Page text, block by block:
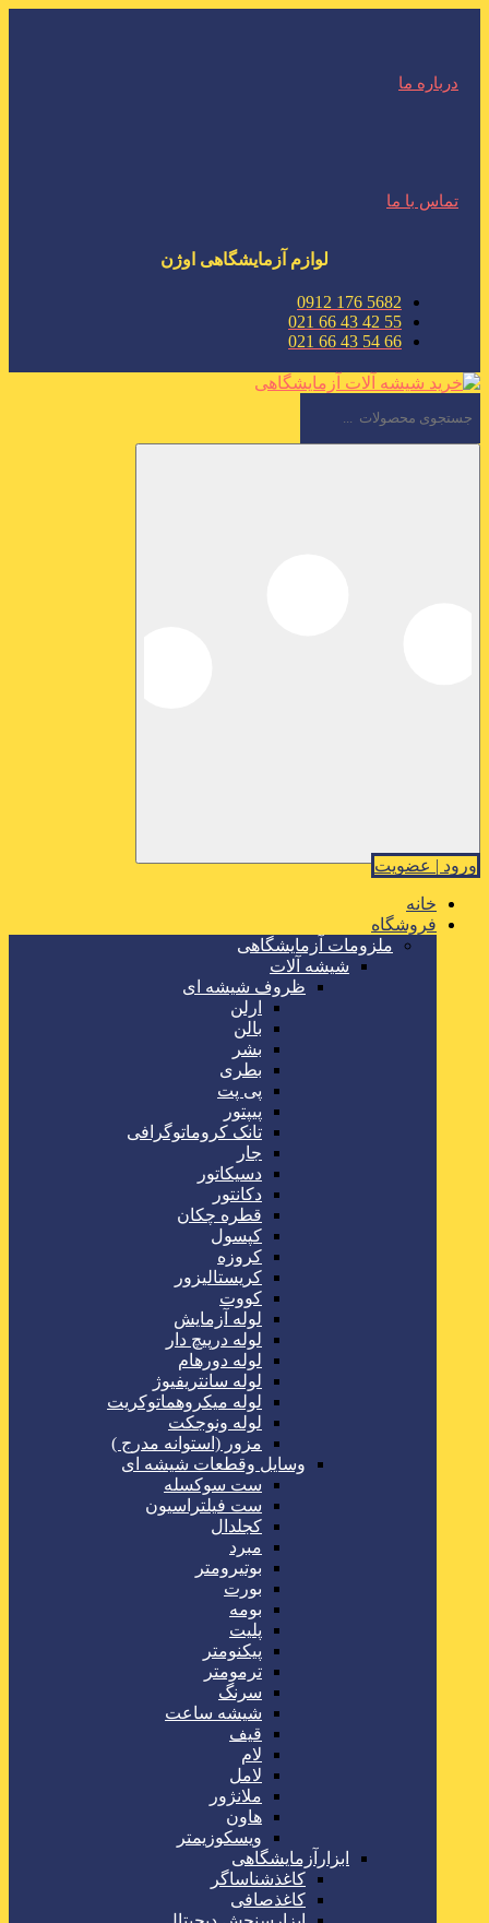
درباره ما
تماس با ما
لوازم آزمایشگاهی اوژن
5682 176 0912
55 42 43 66 021
66 54 43 66 021
ورود | عضویت
خانه
فروشگاه
ملزومات آزمایشگاهی
شیشه آلات
ظروف شیشه ای
ارلن
بالن
بشر
بطری
پی پت
پیپتور
تانک کروماتوگرافی
جار
دسیکاتور
دکانتور
قطره چکان
کپسول
کروزه
کریستالیزور
کووت
لوله آزمایش
لوله درپیچ دار
لوله دورهام
لوله سانتریفیوژ
لوله میکروهماتوکریت
لوله ونوجکت
مزور (استوانه مدرج )
وسایل وقطعات شیشه ای
ست سوکسله
ست فیلتراسیون
کجلدال
مبرد
بوتیرومتر
بورت
بومه
پلیت
پیکنومتر
ترمومتر
سرنگ
شیشه ساعت
قیف
لام
لامل
ملانژور
هاون
ویسکوزیمتر
ابزارآزمایشگاهی
کاغذشناساگر
کاغذصافی